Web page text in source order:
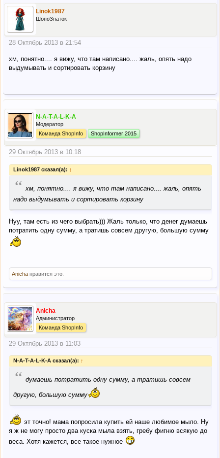
Linok1987
ШопоЗнаток
28 Октябрь 2013 в 21:54
хм, понятно.... я вижу, что там написано.... жаль, опять надо
выдумывать и сортировать корзину
N-A-T-A-L-K-A
Модератор
Команда ShopInfo
ShopInformer 2015
29 Октябрь 2013 в 10:18
Linok1987 сказал(а): ↑
“ хм, понятно.... я вижу, что там написано.... жаль, опять
надо выдумывать и сортировать корзину
Нуу, там есть из чего выбрать))) Жаль только, что денег думаешь
потратить одну сумму, а тратишь совсем другую, большую сумму
Anicha нравится это.
Anicha
Администратор
Команда ShopInfo
29 Октябрь 2013 в 11:03
N-A-T-A-L-K-A сказал(а): ↑
“ думаешь потратить одну сумму, а тратишь совсем
другую, большую сумму
эт точно! мама попросила купить ей наше любимое мыло. Ну
я ж не могу просто два куска мыла взять, гребу фигню всякую до
веса. Хотя кажется, все такое нужное